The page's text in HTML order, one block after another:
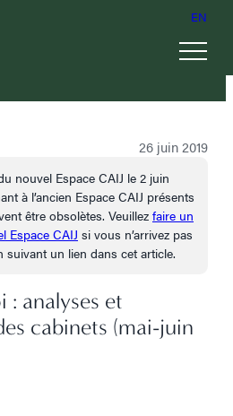
EN
26 juin 2019
nouvel Espace CAIJ le 2 juin
à l’ancien Espace CAIJ présents
être obsolètes. Veuillez faire un
Espace CAIJ si vous n’arrivez pas
suivant un lien dans cet article.
: analyses et
cabinets (mai-juin